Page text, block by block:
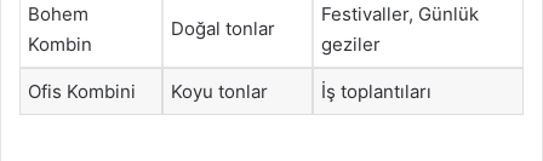
Bohem
Kombin
Doğal tonlar
Festivaller, Günlük
geziler
Ofis Kombini Koyu tonlar İş toplantıları